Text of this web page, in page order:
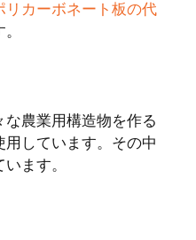
リカーボネート板の代
農業用構造物を作る
しています。その中
ます。